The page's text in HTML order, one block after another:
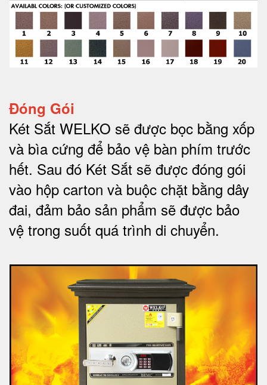
Đóng Gói
Két Sắt WELKO sẽ được bọc bằng xốp
và bìa cứng để bảo vệ bàn phím trước
hết. Sau đó Két Sắt sẽ được đóng gói
vào hộp carton và buộc chặt bằng dây
đai, đảm bảo sản phẩm sẽ được bảo
vệ trong suốt quá trình di chuyển.